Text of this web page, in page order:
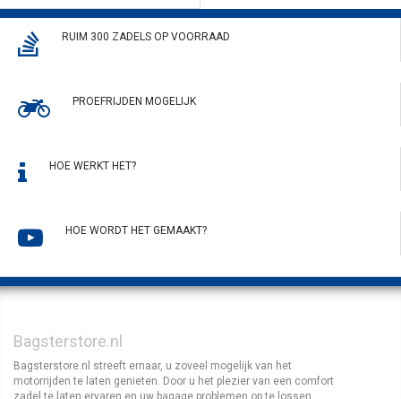
RUIM 300 ZADELS OP VOORRAAD
PROEFRIJDEN MOGELIJK
HOE WERKT HET?
HOE WORDT HET GEMAAKT?
Bagsterstore.nl
Bagsterstore.nl streeft ernaar, u zoveel mogelijk van het
motorrijden te laten genieten. Door u het plezier van een comfort
zadel te laten ervaren en uw bagage problemen op te lossen.